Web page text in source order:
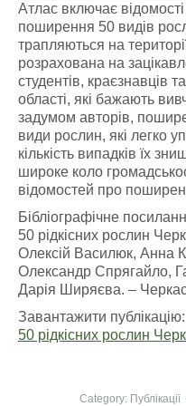
Атлас включає
поширення 50 видів
трапляються на
розрахована на
студентів, краєзнавців
області, які бажають
задумом авторів,
види рослин, які легко
кількість випадків їх
широке коло
відомостей про
Бібліографічне
50 рідкісних рослин
Олексій Василюк, Анна
Олександр Спрягайло,
Дарія Ширяєва. –
Завантажити публікацію:
50 рідкісних рослин
Category: Публікації